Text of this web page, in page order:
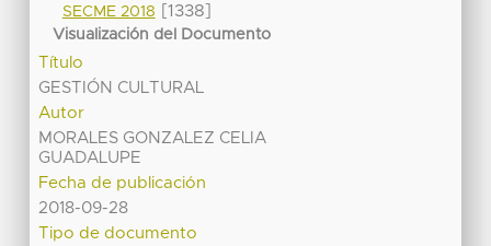
SECME 2018 [1338]
Visualización del Documento
Título
GESTIÓN CULTURAL
Autor
MORALES GONZALEZ CELIA
GUADALUPE
Fecha de publicación
2018-09-28
Tipo de documento